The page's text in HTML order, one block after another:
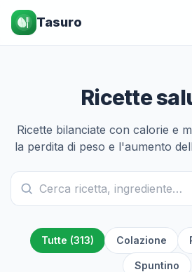
Tasuro
Ricette
Ricette bilanciate con calorie e
la perdita di peso e l'aumento
Tutte (313) Colazione
Spuntino